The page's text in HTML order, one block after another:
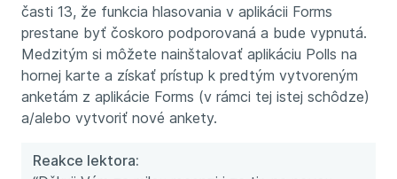
časti 13, že funkcia hlasovania v aplikácii Forms
prestane byť čoskoro podporovaná a bude vypnutá.
Medzitým si môžete nainštalovať aplikáciu Polls na
hornej karte a získať prístup k predtým vytvoreným
anketám z aplikácie Forms (v rámci tej istej schôdze)
a/alebo vytvoriť nové ankety.
Reakce lektora: